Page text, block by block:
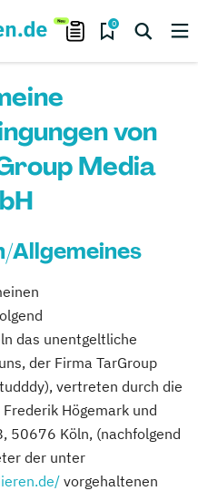
0
von
Media
Allgemeines
das unentgeltliche
der Firma TarGroup
vertreten durch die
Högemark und
50676 Köln, (nachfolgend
der unter
vorgehaltenen